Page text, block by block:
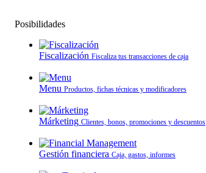
Posibilidades
Fiscalización Fiscaliza tus transacciones de caja
Menu Productos, fichas técnicas y modificadores
Márketing Clientes, bonos, promociones y descuentos
Gestión financiera Caja, gastos, informes